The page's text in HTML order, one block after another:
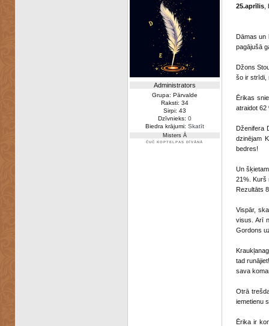
Administrators
Grupa: Pārvalde
Raksti: 34
Sirpi: 43
Dzīvnieks: 0
Biedra krājumi: Skatīt
Misters Ā
ČUČ KOPTELPAS DĪVĀNĀ
25.aprīlis,
Dāmas un
pagājušā
Džons
šo ir strīdi,
Ērikas
atraidot 62
Dženifera
dzinējam
bedres!
Un
21%. Kurš
Rezultāts
Vispār,
visus. Arī
Gordons
tad
sava
Otrā
iemetienu
Ērika ir